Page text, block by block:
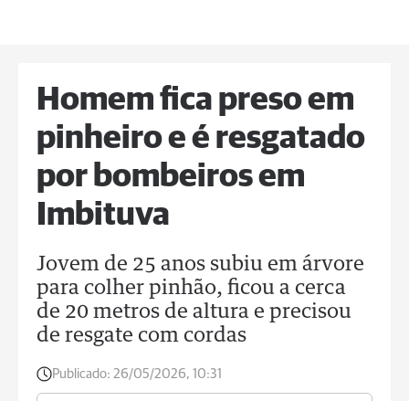
Homem fica preso em
pinheiro e é resgatado
por bombeiros em
Imbituva
Jovem de 25 anos subiu em árvore
para colher pinhão, ficou a cerca
de 20 metros de altura e precisou
de resgate com cordas
Publicado: 26/05/2026, 10:31